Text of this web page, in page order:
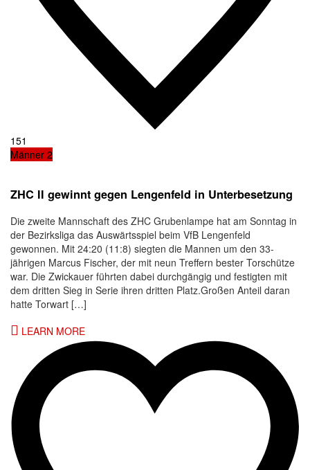
151
Männer 2
ZHC II gewinnt gegen Lengenfeld in Unterbesetzung
Die zweite Mannschaft des ZHC Grubenlampe hat am Sonntag in
der Bezirksliga das Auswärtsspiel beim VfB Lengenfeld
gewonnen. Mit 24:20 (11:8) siegten die Mannen um den 33-
jährigen Marcus Fischer, der mit neun Treffern bester Torschütze
war. Die Zwickauer führten dabei durchgängig und festigten mit
dem dritten Sieg in Serie ihren dritten Platz.Großen Anteil daran
hatte Torwart […]
LEARN MORE